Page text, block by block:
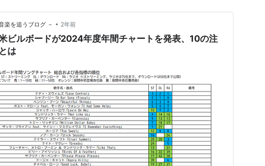
楽を追うブログ － • 2年前
ビルボードが2024年度年間チャートを発表、10の注
は